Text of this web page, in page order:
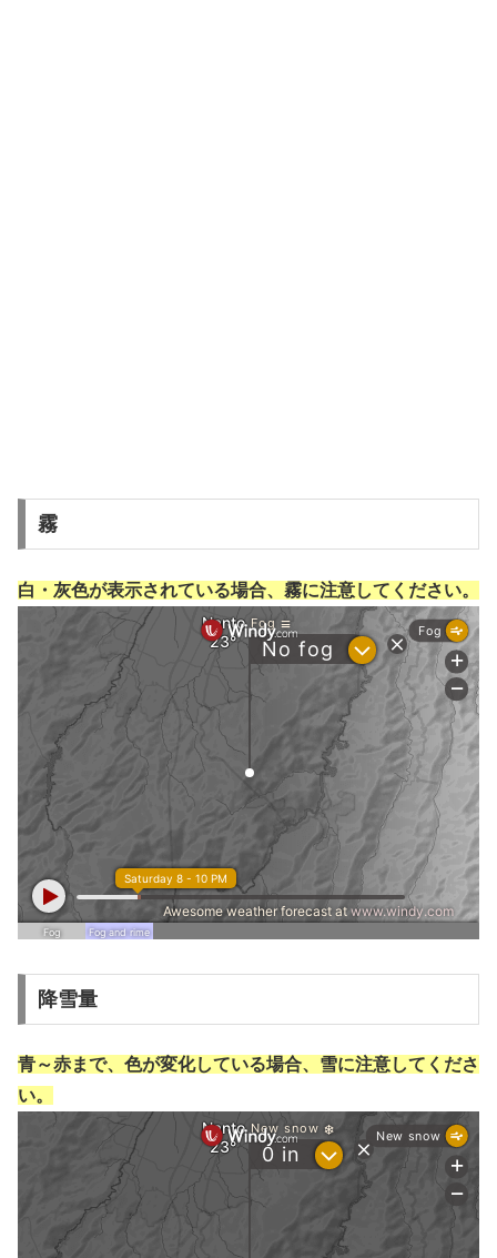
霧
白・灰色が表示されている場合、霧に注意してください。
降雪量
青～赤まで、色が変化している場合、雪に注意してくださ
い。